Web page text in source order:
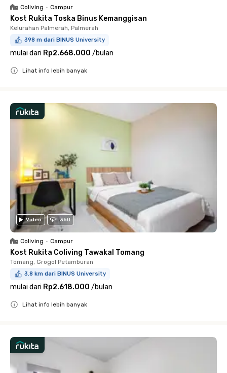
Coliving • Campur
Kost Rukita Toska Binus Kemanggisan
Kelurahan Palmerah, Palmerah
398 m dari BINUS University
mulai dari Rp2.668.000 /bulan
Lihat info lebih banyak
Video 360
Coliving • Campur
Kost Rukita Coliving Tawakal Tomang
Tomang, Grogol Petamburan
3.8 km dari BINUS University
mulai dari Rp2.618.000 /bulan
Lihat info lebih banyak